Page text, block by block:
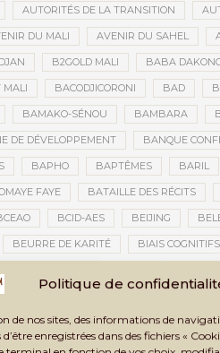
Politique de
de nos sites, des informations de
enregistrées dans des fichiers «
AUTORITÉS DE LA TRANSITION
DU MALI AVENIR DU SAHEL
B2GOLD MALI BABA
MALI BACODJICORONI BAD
BAMAKO-SÉNOU BAMBARA
DE DÉVELOPPEMENT BANQUE
BAPHO BAPTÊMES BARIL
FAYE BATAILLE DES RÉCITS
BCID-AES BEIJING
BEURRE DE KARITÉ BIAIS COGNITIFS
ET CULTURELLE TOMBOUCTOU 2025
BILAN ET PERSPECTIVES
BLÉ BLÉ RUSSE